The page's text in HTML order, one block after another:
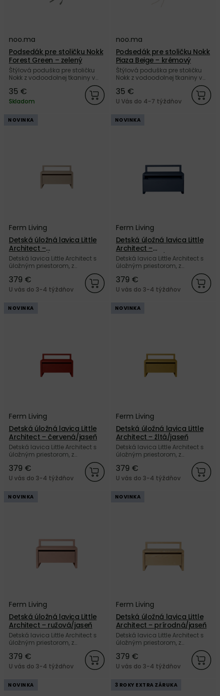
noo.ma
Podsedák pre stoličku Nokk
Forest Green – zelený
Štýlová poduška pre stoličku
Nokk z vodoodolnej tkaniny v
noo.ma. Nakúpte u nás a
získajte 5 ročnú záruku.
35 €
Skladom
noo.ma
Podsedák pre stoličku Nokk
Piaza Beige – krémový
Štýlová poduška pre stoličku
Nokk z vodoodolnej tkaniny v
noo.ma. Nakúpte u nás a
získajte 5 ročnú záruku.
35 €
U Vás do 4-7 týždňov
NOVINKA
Ferm Living
Detská úložná lavica Little
Architect –
kašmírová/jaseň
Detská lavica Little Architect s
úložným priestorom, z
jaseňového dreva kašmírovej
farby od dánskej značky Ferm
Living.
379 €
U vás do 3-4 týždňov
NOVINKA
Ferm Living
Detská úložná lavica Little
Architect –
tmavomodrá/jaseň
Detská lavica Little Architect s
úložným priestorom, z
tmavomodrej farby od dánskej
značky Ferm Living.
379 €
U vás do 3-4 týždňov
NOVINKA
Ferm Living
Detská úložná lavica Little
Architect – červená/jaseň
Detská lavica Little Architect s
úložným priestorom, z
červenej farby od dánskej
značky Ferm Living.
379 €
U vás do 3-4 týždňov
NOVINKA
Ferm Living
Detská úložná lavica Little
Architect – žltá/jaseň
Detská lavica Little Architect s
úložným priestorom, z
jaseňového dreva žltej farby od
dánskej značky Ferm Living.
379 €
U vás do 3-4 týždňov
NOVINKA
Ferm Living
Detská úložná lavica Little
Architect – ružová/jaseň
Detská lavica Little Architect s
úložným priestorom, z
ružovej farby od dánskej
značky Ferm Living.
379 €
U vás do 3-4 týždňov
NOVINKA
Ferm Living
Detská úložná lavica Little
Architect – prírodná/jaseň
Detská lavica Little Architect s
úložným priestorom, z
jaseňového dreva prírodnej
farby od dánskej značky Ferm
Living.
379 €
U vás do 3-4 týždňov
NOVINKA 3 ROKY EXTRA ZÁRUKA